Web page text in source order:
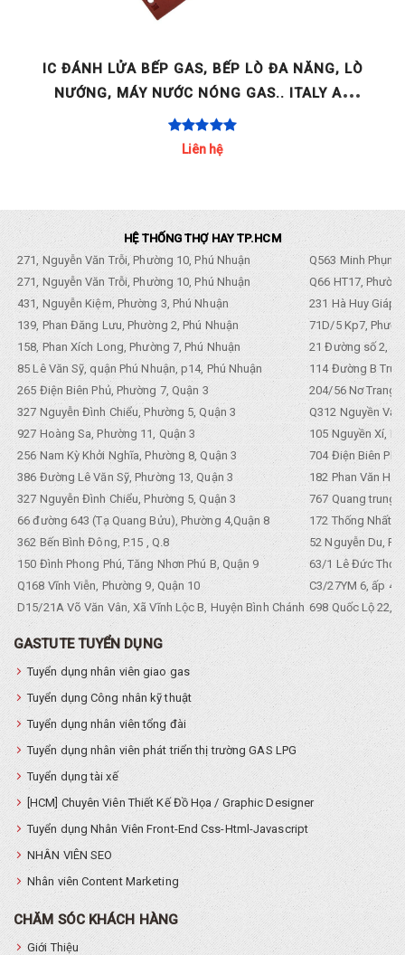
IC ĐÁNH LỬA BẾP GAS, BẾP LÒ ĐA NĂNG, LÒ
NƯỚNG, MÁY NƯỚC NÓNG GAS.. ITALY AC
220-240V 2 LÒ / 4 LÒ / [...]
Liên hệ
HỆ THỐNG THỢ HAY TP.HCM
271, Nguyễn Văn Trỗi, Phường 10, Phú Nhuận
Q563 Minh
271, Nguyễn Văn Trỗi, Phường 10, Phú Nhuận
Q66 HT17,
431, Nguyễn Kiệm, Phường 3, Phú Nhuận
231 Hà Huy Giáp,
139, Phan Đăng Lưu, Phường 2, Phú Nhuận
71D/5 Kp7,
158, Phan Xích Long, Phường 7, Phú Nhuận
21 Đường số 2,
85 Lê Văn Sỹ, quận Phú Nhuận, p14, Phú Nhuận
114 Đường B
265 Điện Biên Phủ, Phường 7, Quận 3
204/56 Nơ Trang
327 Nguyễn Đình Chiểu, Phường 5, Quận 3
Q312 Nguyền
927 Hoàng Sa, Phường 11, Quận 3
105 Nguyền Xí,
256 Nam Kỳ Khởi Nghĩa, Phường 8, Quận 3
704 Điện Biên
386 Đường Lê Văn Sỹ, Phường 13, Quận 3
182 Phan Văn
327 Nguyễn Đình Chiểu, Phường 5, Quận 3
767 Quang trung,
66 đường 643 (Tạ Quang Bửu), Phường 4,Quận 8
172 Thống Nhất.
362 Bến Bình Đông, P.15 , Q.8
52 Nguyễn Du,
150 Đình Phong Phú, Tăng Nhơn Phú B, Quận 9
63/1 Lê Đức Thọ,
Q168 Vĩnh Viễn, Phường 9, Quận 10
C3/27YM 6, ấp 4,
D15/21A Võ Văn Vân, Xã Vĩnh Lộc B, Huyện Bình Chánh 698 Quốc Lộ 22,
GASTUTE TUYỂN DỤNG
Tuyển dụng nhân viên giao gas
Tuyển dụng Công nhân kỹ thuật
Tuyển dụng nhân viên tổng đài
Tuyển dụng nhân viên phát triển thị trường GAS LPG
Tuyển dụng tài xế
[HCM] Chuyên Viên Thiết Kế Đồ Họa / Graphic Designer
Tuyển dụng Nhân Viên Front-End Css-Html-Javascript
NHÂN VIÊN SEO
Nhân viên Content Marketing
CHĂM SÓC KHÁCH HÀNG
Giới Thiệu